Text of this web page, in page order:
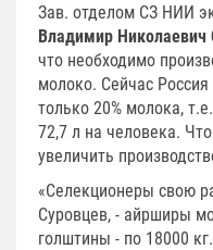
Зав. отделом СЗ НИИ
Владимир Николаевич
что необходимо
молоко. Сейчас Россия
только 20% молока,
72,7 л на человека.
увеличить
«Селекционеры свою
Суровцев, - айрширы
голштины - по 18000